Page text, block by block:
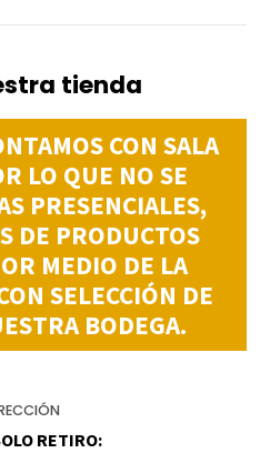
tienda
CON SALA
LO QUE NO SE
PRESENCIALES,
DE PRODUCTOS
MEDIO DE LA
SELECCIÓN DE
BODEGA.
RETIRO: